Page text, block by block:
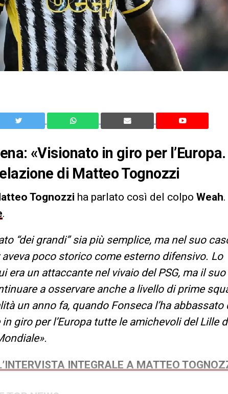
«Visionato in giro per
di Matteo Tognozzi
Tognozzi ha parlato così del colpo Weah
.
“dei grandi” sia più semplice, ma nel suo
poco storico come esterno difensivo. Lo
era un attaccante nel vivaio del PSG, ma il
a osservare anche a livello di prime
un anno fa, quando Fonseca l’ha abbassato
giro per l’Europa tutte le amichevoli del Lille
INTEGRALE A MATTEO